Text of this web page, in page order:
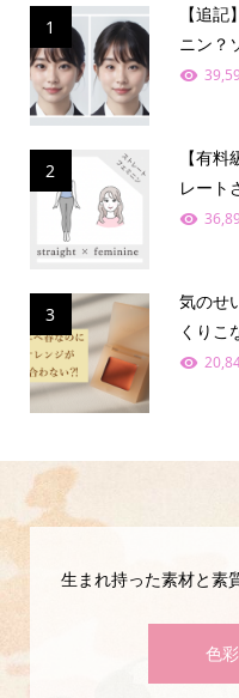
1
【追
ニン？
2
【有
レート
3
気のせ
くりこ
生まれ持った素材と素
色